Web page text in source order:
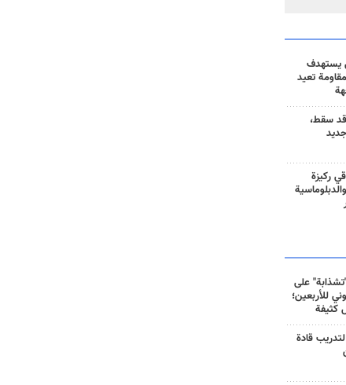
يستهدف
تعيد
سقط،
ركيزة
على
للأربعين؛
كثيفة
قادة